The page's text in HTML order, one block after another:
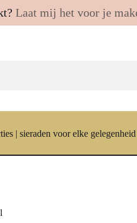
Laat mij het voor je
| sieraden voor elke gelegenheid